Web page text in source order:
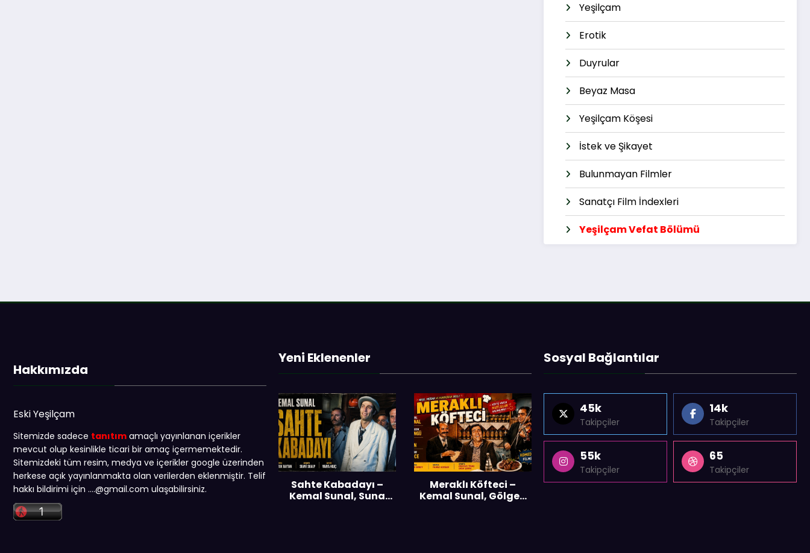
Yeşilçam
Erotik
Duyrular
Beyaz Masa
Yeşilçam Köşesi
İstek ve Şikayet
Bulunmayan Filmler
Sanatçı Film İndexleri
Yeşilçam Vefat Bölümü
Hakkımızda
Eski Yeşilçam
Sitemizde sadece tanıtım amaçlı yayınlanan içerikler
mevcut olup kesinlikle ticari bir amaç içermemektedir.
Sitemizdeki tüm resim, medya ve içerikler google üzerinden
herkese açık yayınlanmakta olan verilerden eklenmiştir. Telif
hakkı bildirimi için ….@gmail.com ulaşabilirsiniz.
Yeni Eklenenler
Sahte Kabadayı –
Kemal Sunal, Suna
Meraklı Köfteci –
Kemal Sunal, Gölgen
Sosyal Bağlantılar
45k
Takipçiler
14k
Takipçiler
55k
Takipçiler
65
Takipçiler